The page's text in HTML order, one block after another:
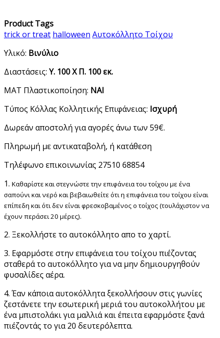
Product Tags
trick or treat halloween Αυτοκόλλητο Τοίχου
Υλικό: Βινύλιο
Διαστάσεις: Υ. 100 Χ Π. 100 εκ.
ΜΑΤ Πλαστικοποίηση: ΝΑΙ
Τύπος Κόλλας Κολλητικής Επιφάνειας: Ισχυρή
Δωρεάν αποστολή για αγορές άνω των 59€.
Πληρωμή με αντικαταβολή, ή κατάθεση
Τηλέφωνο επικοινωνίας 27510 68854
1. Καθαρίστε και στεγνώστε την επιφάνεια του τοίχου με ένα
σαπούνι και νερό και βεβαιωθείτε ότι η επιφάνεια του τοίχου είναι
επίπεδη και ότι δεν είναι φρεσκοβαμένος ο τοίχος (τουλάχιστον να
έχουν περάσει 20 μέρες).
2. Ξεκολλήστε το αυτοκόλλητο απο το χαρτί.
3. Εφαρμόστε στην επιφάνεια του τοίχου πιέζοντας
σταθερά το αυτοκόλλητο για να μην δημιουργηθούν
φυσαλίδες αέρα.
4. Έαν κάποια αυτοκόλλητα ξεκολλήσουν στις γωνίες
ζεστάνετε την εσωτερική μεριά του αυτοκολλήτου με
ένα μπιστολάκι για μαλλιά και έπειτα εφαρμόστε ξανά
πιέζοντάς το για 20 δευτερόλεπτα.